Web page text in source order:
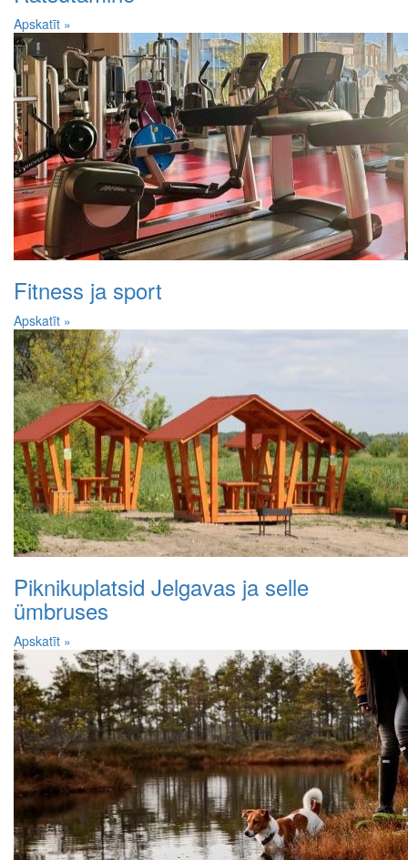
Apskatīt »
Fitness ja sport
Apskatīt »
Piknikuplatsid Jelgavas ja selle
ümbruses
Apskatīt »